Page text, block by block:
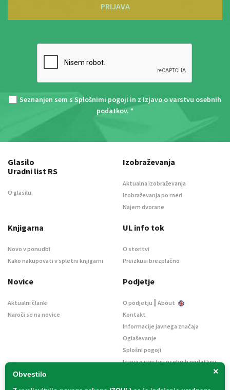
PRIJAVA
Seznanjen sem s Splošnimi pogoji in z Izjavo o varstvu osebnih
podatkov. *
×
Obvestilo
Glasilo
Uradni list RS
O glasilu
Izobraževanja
Aktualna izobraževanja
Izobraževanja po meri
Najem dvorane
Knjigarna
Novo v ponudbi
Kako nakupovati v spletni knjigarni
UL info tok
O storitvi
Preizkusi brezplačno
Novice
Aktualni članki
Naroči se na novice
Podjetje
O podjetju | About
Kontakt
Informacije javnega značaja
Oglaševanje
Splošni pogoji
Izjava o varstvu osebnih podatkov